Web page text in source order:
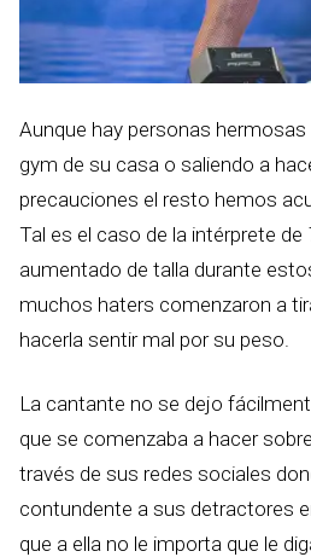
Aunque hay personas hermosas
gym de su casa o saliendo a
precauciones el resto hemos
Tal es el caso de la intérprete de
aumentado de talla durante
muchos haters comenzaron a
hacerla sentir mal por su peso.
La cantante no se dejo
que se comenzaba a hacer
través de sus redes sociales
contundente a sus detractores
que a ella no le importa que le